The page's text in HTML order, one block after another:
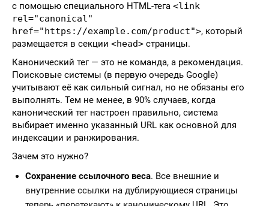
с помощью специального HTML-тега <link
rel="canonical"
href="https://example.com/product">, который
размещается в секции <head> страницы.
Канонический тег — это не команда, а рекомендация.
Поисковые системы (в первую очередь Google)
учитывают её как сильный сигнал, но не обязаны его
выполнять. Тем не менее, в 90% случаев, когда
канонический тег настроен правильно, система
выбирает именно указанный URL как основной для
индексации и ранжирования.
Зачем это нужно?
Сохранение ссылочного веса. Все внешние и
внутренние ссылки на дублирующиеся страницы